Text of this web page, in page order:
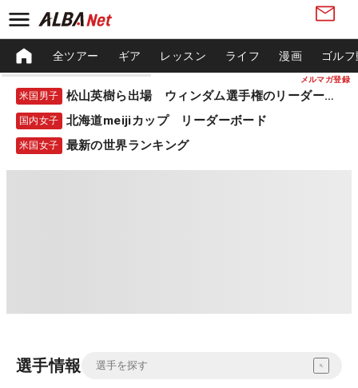
メルマガ登録
全ツアー ギア レッスン ライフ 漫画 ゴル
米国男子 松山英樹ら出場 ウィンダム選手権のリーダーボード
国内女子 北海道meijiカップ リーダーボード
米国女子 最新の世界ランキング
選手情報